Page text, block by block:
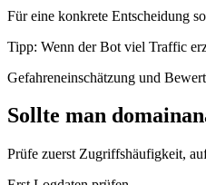
Für eine konkrete Entscheidung
Tipp: Wenn der Bot viel Traffic
Gefahreneinschätzung und
Sollte man
Prüfe zuerst Zugriffshäufigkeit,